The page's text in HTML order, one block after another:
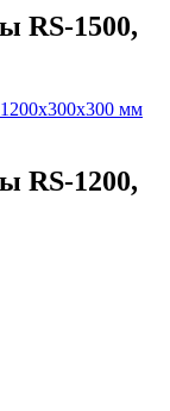
RS-1500,
RS-1200,